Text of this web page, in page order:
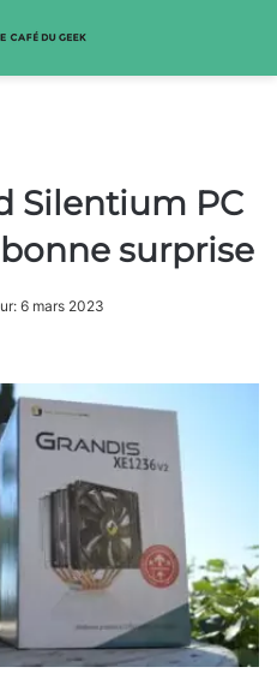
Silentium PC
bonne surprise
6 mars 2023